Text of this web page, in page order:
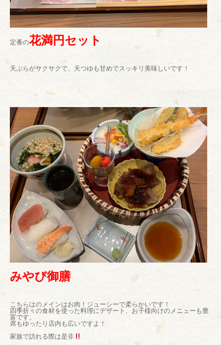
定番の花満円セット
天ぷらがサクサクで、天つゆも甘めでスッキリ美味しいです！
みやび御膳
こちらはのメインはお肉！ジューシーで柔らかいです！
四季折々の食材を使った料理にデザート、お子様向けのメニューも豊
富です。
席もゆったり店内も広いですよ！
家族で訪れる際は是非